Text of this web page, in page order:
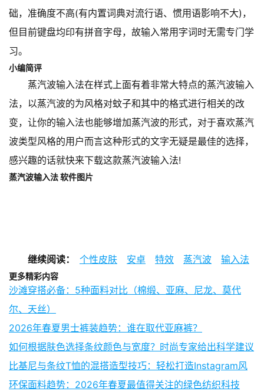
础，准确度不高(有内置词典对流行语、惯用语影响不大)，
但目前键盘均印有拼音字母，故输入常用字词时无需专门学
习。
小编简评
蒸汽波输入法在样式上面有着非常大特点的蒸汽波输入
法，以蒸汽波的为风格对蚊子和其中的格式进行相关的改
变，让你的输入法也能够增加蒸汽波的形式，对于喜欢蒸汽
波类型风格的用户而言这种形式的文字无疑是最佳的选择，
感兴趣的话就快来下载这款蒸汽波输入法!
蒸汽波输入法 软件图片
继续阅读： 个性皮肤 安卓 特效 蒸汽波 输入法
更多精彩内容
沙滩穿搭必备：5种面料对比（棉缎、亚麻、尼龙、莫代
尔、天丝）
2026年春夏男士裤装趋势：谁在取代亚麻裤？
如何根据肤色选择条纹颜色与宽度？时尚专家给出科学建议
比基尼与条纹T恤的混搭造型技巧：轻松打造Instagram风
环保面料趋势：2026年春夏最值得关注的绿色纺织科技